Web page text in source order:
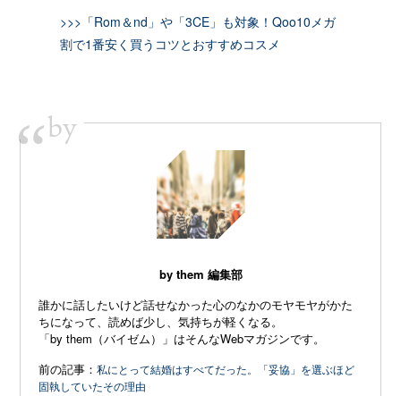
>>>「Rom＆nd」や「3CE」も対象！Qoo10メガ
割で1番安く買うコツとおすすめコスメ
“by
by them 編集部
誰かに話したいけど話せなかった心のなかのモヤモヤがかた
ちになって、読めば少し、気持ちが軽くなる。
「by them（バイゼム）」はそんなWebマガジンです。
前の記事：私にとって結婚はすべてだった。「妥協」を選ぶほど
固執していたその理由